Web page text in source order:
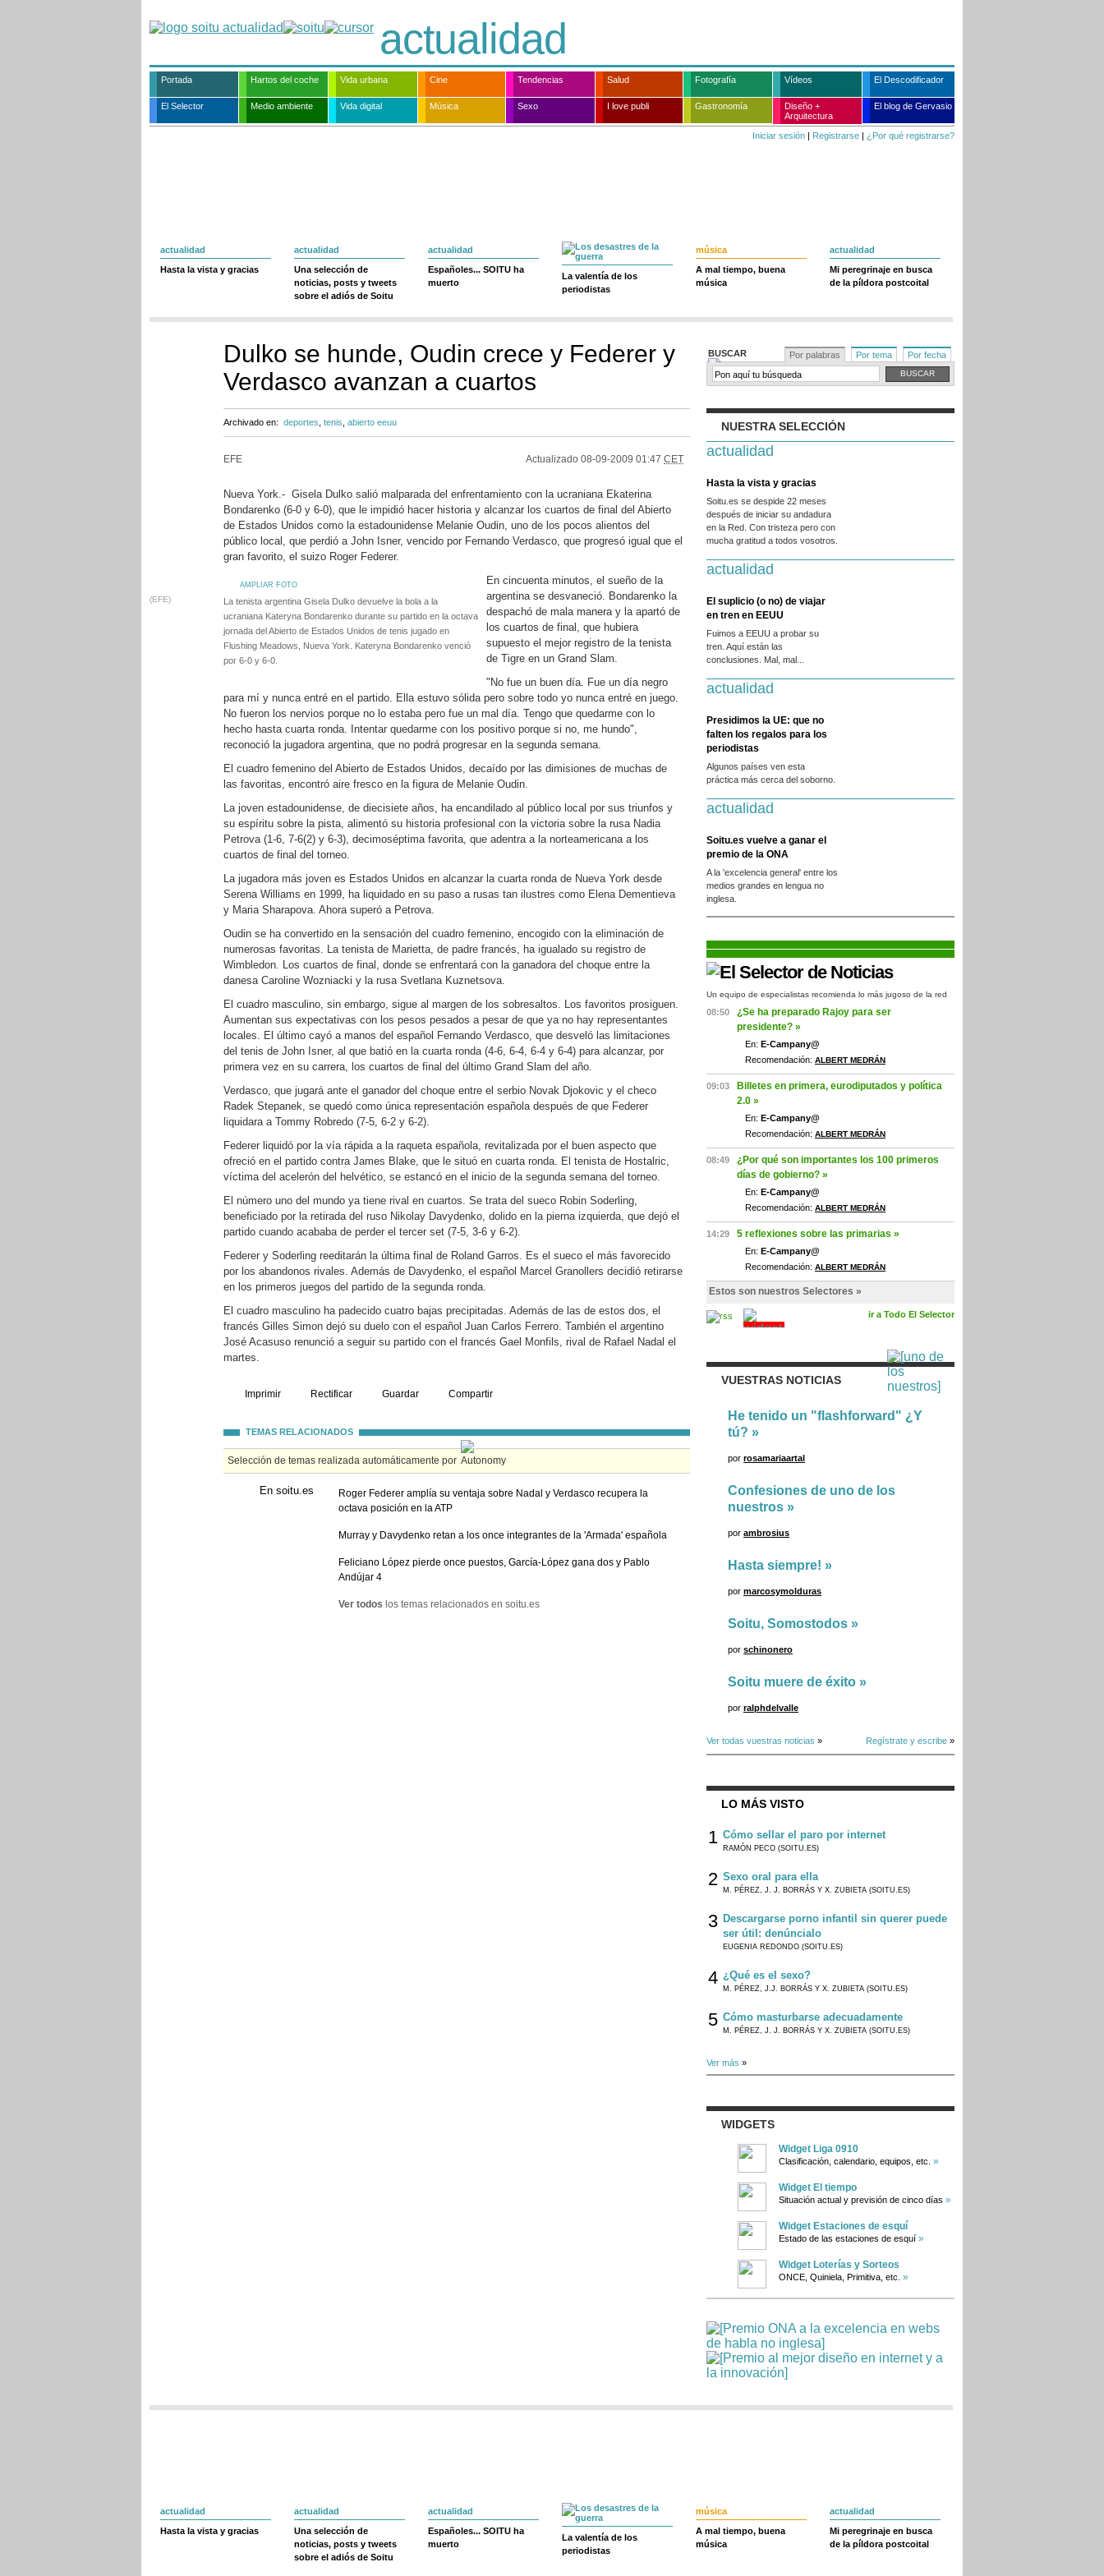
actualidad
Portada Hartos del coche Vida urbana Cine Tendencias Salud Fotografía Vídeos El Descodificador
El Selector Medio ambiente Vida digital Música Sexo I love publi Gastronomía
Diseño +
Arquitectura
El blog de Gervasio
Iniciar sesión | Registrarse | ¿Por qué registrarse?
actualidad
Hasta la vista y gracias
actualidad
Una selección de
noticias, posts y tweets
sobre el adiós de Soitu
actualidad
Españoles... SOITU ha
muerto
La valentía de los
periodistas
música
A mal tiempo, buena
música
actualidad
Mi peregrinaje en busca
de la píldora postcoital
Dulko se hunde, Oudin crece y Federer y
Verdasco avanzan a cuartos
Archivado en: deportes tenis abierto eeuu
EFE Actualizado 08-09-2009 01:47 CET
Nueva York.- Gisela Dulko salió malparada del enfrentamiento con la ucraniana Ekaterina
Bondarenko (6-0 y 6-0), que le impidió hacer historia y alcanzar los cuartos de final del Abierto
de Estados Unidos como la estadounidense Melanie Oudin, uno de los pocos alientos del
público local, que perdió a John Isner, vencido por Fernando Verdasco, que progresó igual que el
gran favorito, el suizo Roger Federer.
AMPLIAR FOTO
(EFE)
La tenista argentina Gisela Dulko devuelve la bola a la
ucraniana Kateryna Bondarenko durante su partido en la octava
jornada del Abierto de Estados Unidos de tenis jugado en
Flushing Meadows, Nueva York. Kateryna Bondarenko venció
por 6-0 y 6-0.
En cincuenta minutos, el sueño de la
argentina se desvaneció. Bondarenko la
despachó de mala manera y la apartó de
los cuartos de final, que hubiera
supuesto el mejor registro de la tenista
de Tigre en un Grand Slam.
"No fue un buen día. Fue un día negro
para mí y nunca entré en el partido. Ella estuvo sólida pero sobre todo yo nunca entré en juego.
No fueron los nervios porque no lo estaba pero fue un mal día. Tengo que quedarme con lo
hecho hasta cuarta ronda. Intentar quedarme con los positivo porque si no, me hundo",
reconoció la jugadora argentina, que no podrá progresar en la segunda semana.
El cuadro femenino del Abierto de Estados Unidos, decaído por las dimisiones de muchas de
las favoritas, encontró aire fresco en la figura de Melanie Oudin.
La joven estadounidense, de diecisiete años, ha encandilado al público local por sus triunfos y
su espíritu sobre la pista, alimentó su historia profesional con la victoria sobre la rusa Nadia
Petrova (1-6, 7-6(2) y 6-3), decimoséptima favorita, que adentra a la norteamericana a los
cuartos de final del torneo.
La jugadora más joven es Estados Unidos en alcanzar la cuarta ronda de Nueva York desde
Serena Williams en 1999, ha liquidado en su paso a rusas tan ilustres como Elena Dementieva
y Maria Sharapova. Ahora superó a Petrova.
Oudin se ha convertido en la sensación del cuadro femenino, encogido con la eliminación de
numerosas favoritas. La tenista de Marietta, de padre francés, ha igualado su registro de
Wimbledon. Los cuartos de final, donde se enfrentará con la ganadora del choque entre la
danesa Caroline Wozniacki y la rusa Svetlana Kuznetsova.
El cuadro masculino, sin embargo, sigue al margen de los sobresaltos. Los favoritos prosiguen.
Aumentan sus expectativas con los pesos pesados a pesar de que ya no hay representantes
locales. El último cayó a manos del español Fernando Verdasco, que desveló las limitaciones
del tenis de John Isner, al que batió en la cuarta ronda (4-6, 6-4, 6-4 y 6-4) para alcanzar, por
primera vez en su carrera, los cuartos de final del último Grand Slam del año.
Verdasco, que jugará ante el ganador del choque entre el serbio Novak Djokovic y el checo
Radek Stepanek, se quedó como única representación española después de que Federer
liquidara a Tommy Robredo (7-5, 6-2 y 6-2).
Federer liquidó por la vía rápida a la raqueta española, revitalizada por el buen aspecto que
ofreció en el partido contra James Blake, que le situó en cuarta ronda. El tenista de Hostalric,
víctima del acelerón del helvético, se estancó en el inicio de la segunda semana del torneo.
El número uno del mundo ya tiene rival en cuartos. Se trata del sueco Robin Soderling,
beneficiado por la retirada del ruso Nikolay Davydenko, dolido en la pierna izquierda, que dejó el
partido cuando acababa de perder el tercer set (7-5, 3-6 y 6-2).
Federer y Soderling reeditarán la última final de Roland Garros. Es el sueco el más favorecido
por los abandonos rivales. Además de Davydenko, el español Marcel Granollers decidió retirarse
en los primeros juegos del partido de la segunda ronda.
El cuadro masculino ha padecido cuatro bajas precipitadas. Además de las de estos dos, el
francés Gilles Simon dejó su duelo con el español Juan Carlos Ferrero. También el argentino
José Acasuso renunció a seguir su partido con el francés Gael Monfils, rival de Rafael Nadal el
martes.
Imprimir Rectificar Guardar Compartir
TEMAS RELACIONADOS
Selección de temas realizada automáticamente por
En soitu.es
Roger Federer amplía su ventaja sobre Nadal y Verdasco recupera la
octava posición en la ATP
Murray y Davydenko retan a los once integrantes de la 'Armada' española
Feliciano López pierde once puestos, García-López gana dos y Pablo
Andújar 4
Ver todos los temas relacionados en soitu.es
BUSCAR Por palabras Por tema Por fecha
NUESTRA SELECCIÓN
actualidad
Hasta la vista y gracias
Soitu.es se despide 22 meses
después de iniciar su andadura
en la Red. Con tristeza pero con
mucha gratitud a todos vosotros.
actualidad
El suplicio (o no) de viajar
en tren en EEUU
Fuimos a EEUU a probar su
tren. Aquí están las
conclusiones. Mal, mal...
actualidad
Presidimos la UE: que no
falten los regalos para los
periodistas
Algunos países ven esta
práctica más cerca del soborno.
actualidad
Soitu.es vuelve a ganar el
premio de la ONA
A la 'excelencia general' entre los
medios grandes en lengua no
inglesa.
Un equipo de especialistas recomienda lo más jugoso de la red
08:50
¿Se ha preparado Rajoy para ser
presidente? »
En: E-Campany@
Recomendación: ALBERT MEDRÁN
09:03
Billetes en primera, eurodiputados y política
2.0 »
En: E-Campany@
Recomendación: ALBERT MEDRÁN
08:49
¿Por qué son importantes los 100 primeros
días de gobierno? »
En: E-Campany@
Recomendación: ALBERT MEDRÁN
14:29 5 reflexiones sobre las primarias »
En: E-Campany@
Recomendación: ALBERT MEDRÁN
Estos son nuestros Selectores »
ir a Todo El Selector
VUESTRAS NOTICIAS
He tenido un "flashforward" ¿Y
tú? »
por rosamariaartal
Confesiones de uno de los
nuestros »
por ambrosius
Hasta siempre! »
por marcosymolduras
Soitu, Somostodos »
por schinonero
Soitu muere de éxito »
por ralphdelvalle
Ver todas vuestras noticias » Regístrate y escribe »
LO MÁS VISTO
1 Cómo sellar el paro por internet
RAMÓN PECO (SOITU.ES)
2 Sexo oral para ella
M. PÉREZ, J. J. BORRÁS Y X. ZUBIETA (SOITU.ES)
3 Descargarse porno infantil sin querer puede
ser útil: denúncialo
EUGENIA REDONDO (SOITU.ES)
4 ¿Qué es el sexo?
M. PÉREZ, J.J. BORRÁS Y X. ZUBIETA (SOITU.ES)
5 Cómo masturbarse adecuadamente
M. PÉREZ, J. J. BORRÁS Y X. ZUBIETA (SOITU.ES)
Ver más »
WIDGETS
Widget Liga 0910
Clasificación, calendario, equipos, etc. »
Widget El tiempo
Situación actual y previsión de cinco días »
Widget Estaciones de esquí
Estado de las estaciones de esquí »
Widget Loterías y Sorteos
ONCE, Quiniela, Primitiva, etc. »
actualidad
Hasta la vista y gracias
actualidad
Una selección de
noticias, posts y tweets
sobre el adiós de Soitu
actualidad
Españoles... SOITU ha
muerto
La valentía de los
periodistas
música
A mal tiempo, buena
música
actualidad
Mi peregrinaje en busca
de la píldora postcoital